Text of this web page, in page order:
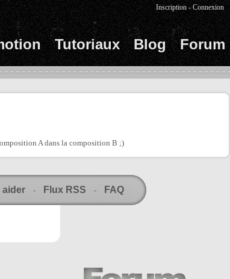
Tutoriaux Blog Forum
Inscription -Connexion
A dans la composition B ;)
aider - Flux RSS - FAQ